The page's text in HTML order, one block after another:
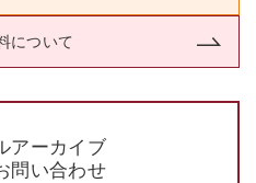
について
アーカイブ
問い合わせ